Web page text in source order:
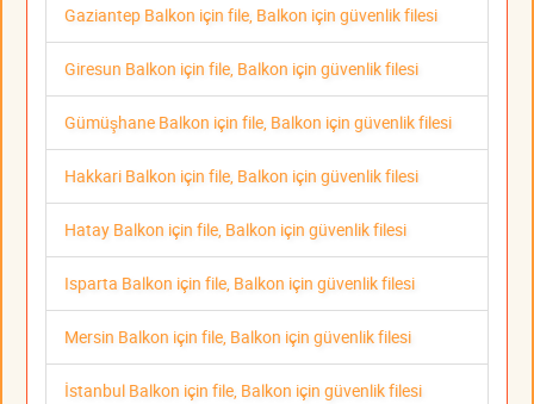
Gaziantep Balkon için file, Balkon için güvenlik filesi
Giresun Balkon için file, Balkon için güvenlik filesi
Gümüşhane Balkon için file, Balkon için güvenlik filesi
Hakkari Balkon için file, Balkon için güvenlik filesi
Hatay Balkon için file, Balkon için güvenlik filesi
Isparta Balkon için file, Balkon için güvenlik filesi
Mersin Balkon için file, Balkon için güvenlik filesi
İstanbul Balkon için file, Balkon için güvenlik filesi